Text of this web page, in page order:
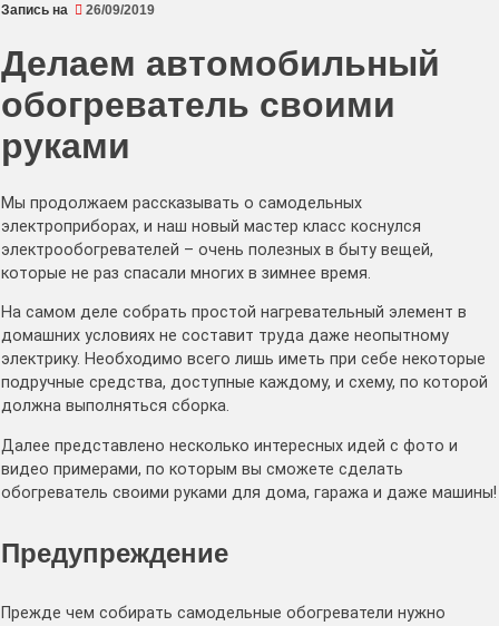
Запись на 26/09/2019
Делаем автомобильный
обогреватель своими
руками
Мы продолжаем рассказывать о самодельных
электроприборах, и наш новый мастер класс коснулся
электрообогревателей – очень полезных в быту вещей,
которые не раз спасали многих в зимнее время.
На самом деле собрать простой нагревательный элемент в
домашних условиях не составит труда даже неопытному
электрику. Необходимо всего лишь иметь при себе некоторые
подручные средства, доступные каждому, и схему, по которой
должна выполняться сборка.
Далее представлено несколько интересных идей с фото и
видео примерами, по которым вы сможете сделать
обогреватель своими руками для дома, гаража и даже машины!
Предупреждение
Прежде чем собирать самодельные обогреватели нужно